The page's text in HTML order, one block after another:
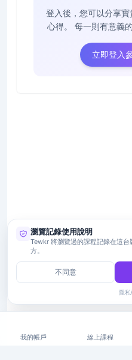
登入後，您可以分享
心得。
每一則有意義
立即登入
我的帳戶 線上課程
瀏覽記錄使用說明
Tewkr 將瀏覽過的課程記錄在這
方。
不同意
隱私